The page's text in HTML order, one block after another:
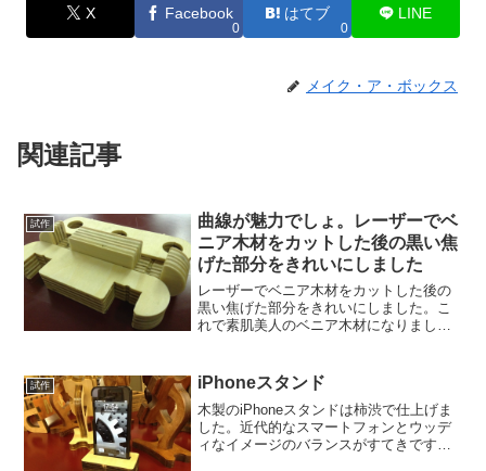
X Facebook
0
はてブ
0
LINE
メイク・ア・ボックス
関連記事
試作
曲線が魅力でしょ。レーザーでベ
ニア木材をカットした後の黒い焦
げた部分をきれいにしました
レーザーでベニア木材をカットした後の
黒い焦げた部分をきれいにしました。こ
れで素肌美人のベニア木材になりまし
試作 iPhoneスタンド
木製のiPhoneスタンドは柿渋で仕上げま
した。近代的なスマートフォンとウッデ
ィなイメージのバランスがすてきです